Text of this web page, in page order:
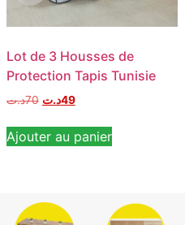
Lot de 3 Housses de
Protection Tapis Tunisie
70د.ت 49د.ت
Ajouter au panier